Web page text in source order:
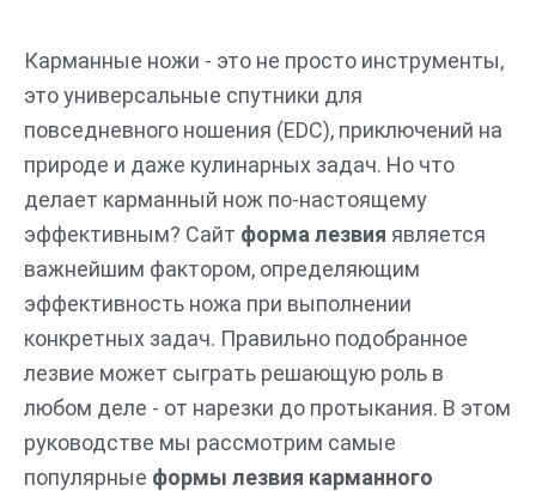
содержимому
Карманные ножи - это не просто инструменты,
это универсальные спутники для
повседневного ношения (EDC), приключений на
природе и даже кулинарных задач. Но что
делает карманный нож по-настоящему
эффективным? Сайт форма лезвия является
важнейшим фактором, определяющим
эффективность ножа при выполнении
конкретных задач. Правильно подобранное
лезвие может сыграть решающую роль в
любом деле - от нарезки до протыкания. В этом
руководстве мы рассмотрим самые
популярные формы лезвия карманного